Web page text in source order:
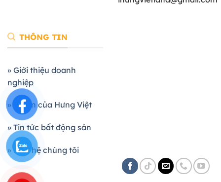
THÔNG TIN
» Giới thiệu doanh
nghiệp
» Dự án của Hưng Việt
» Tin tức bất động sản
» Liên hệ chúng tôi